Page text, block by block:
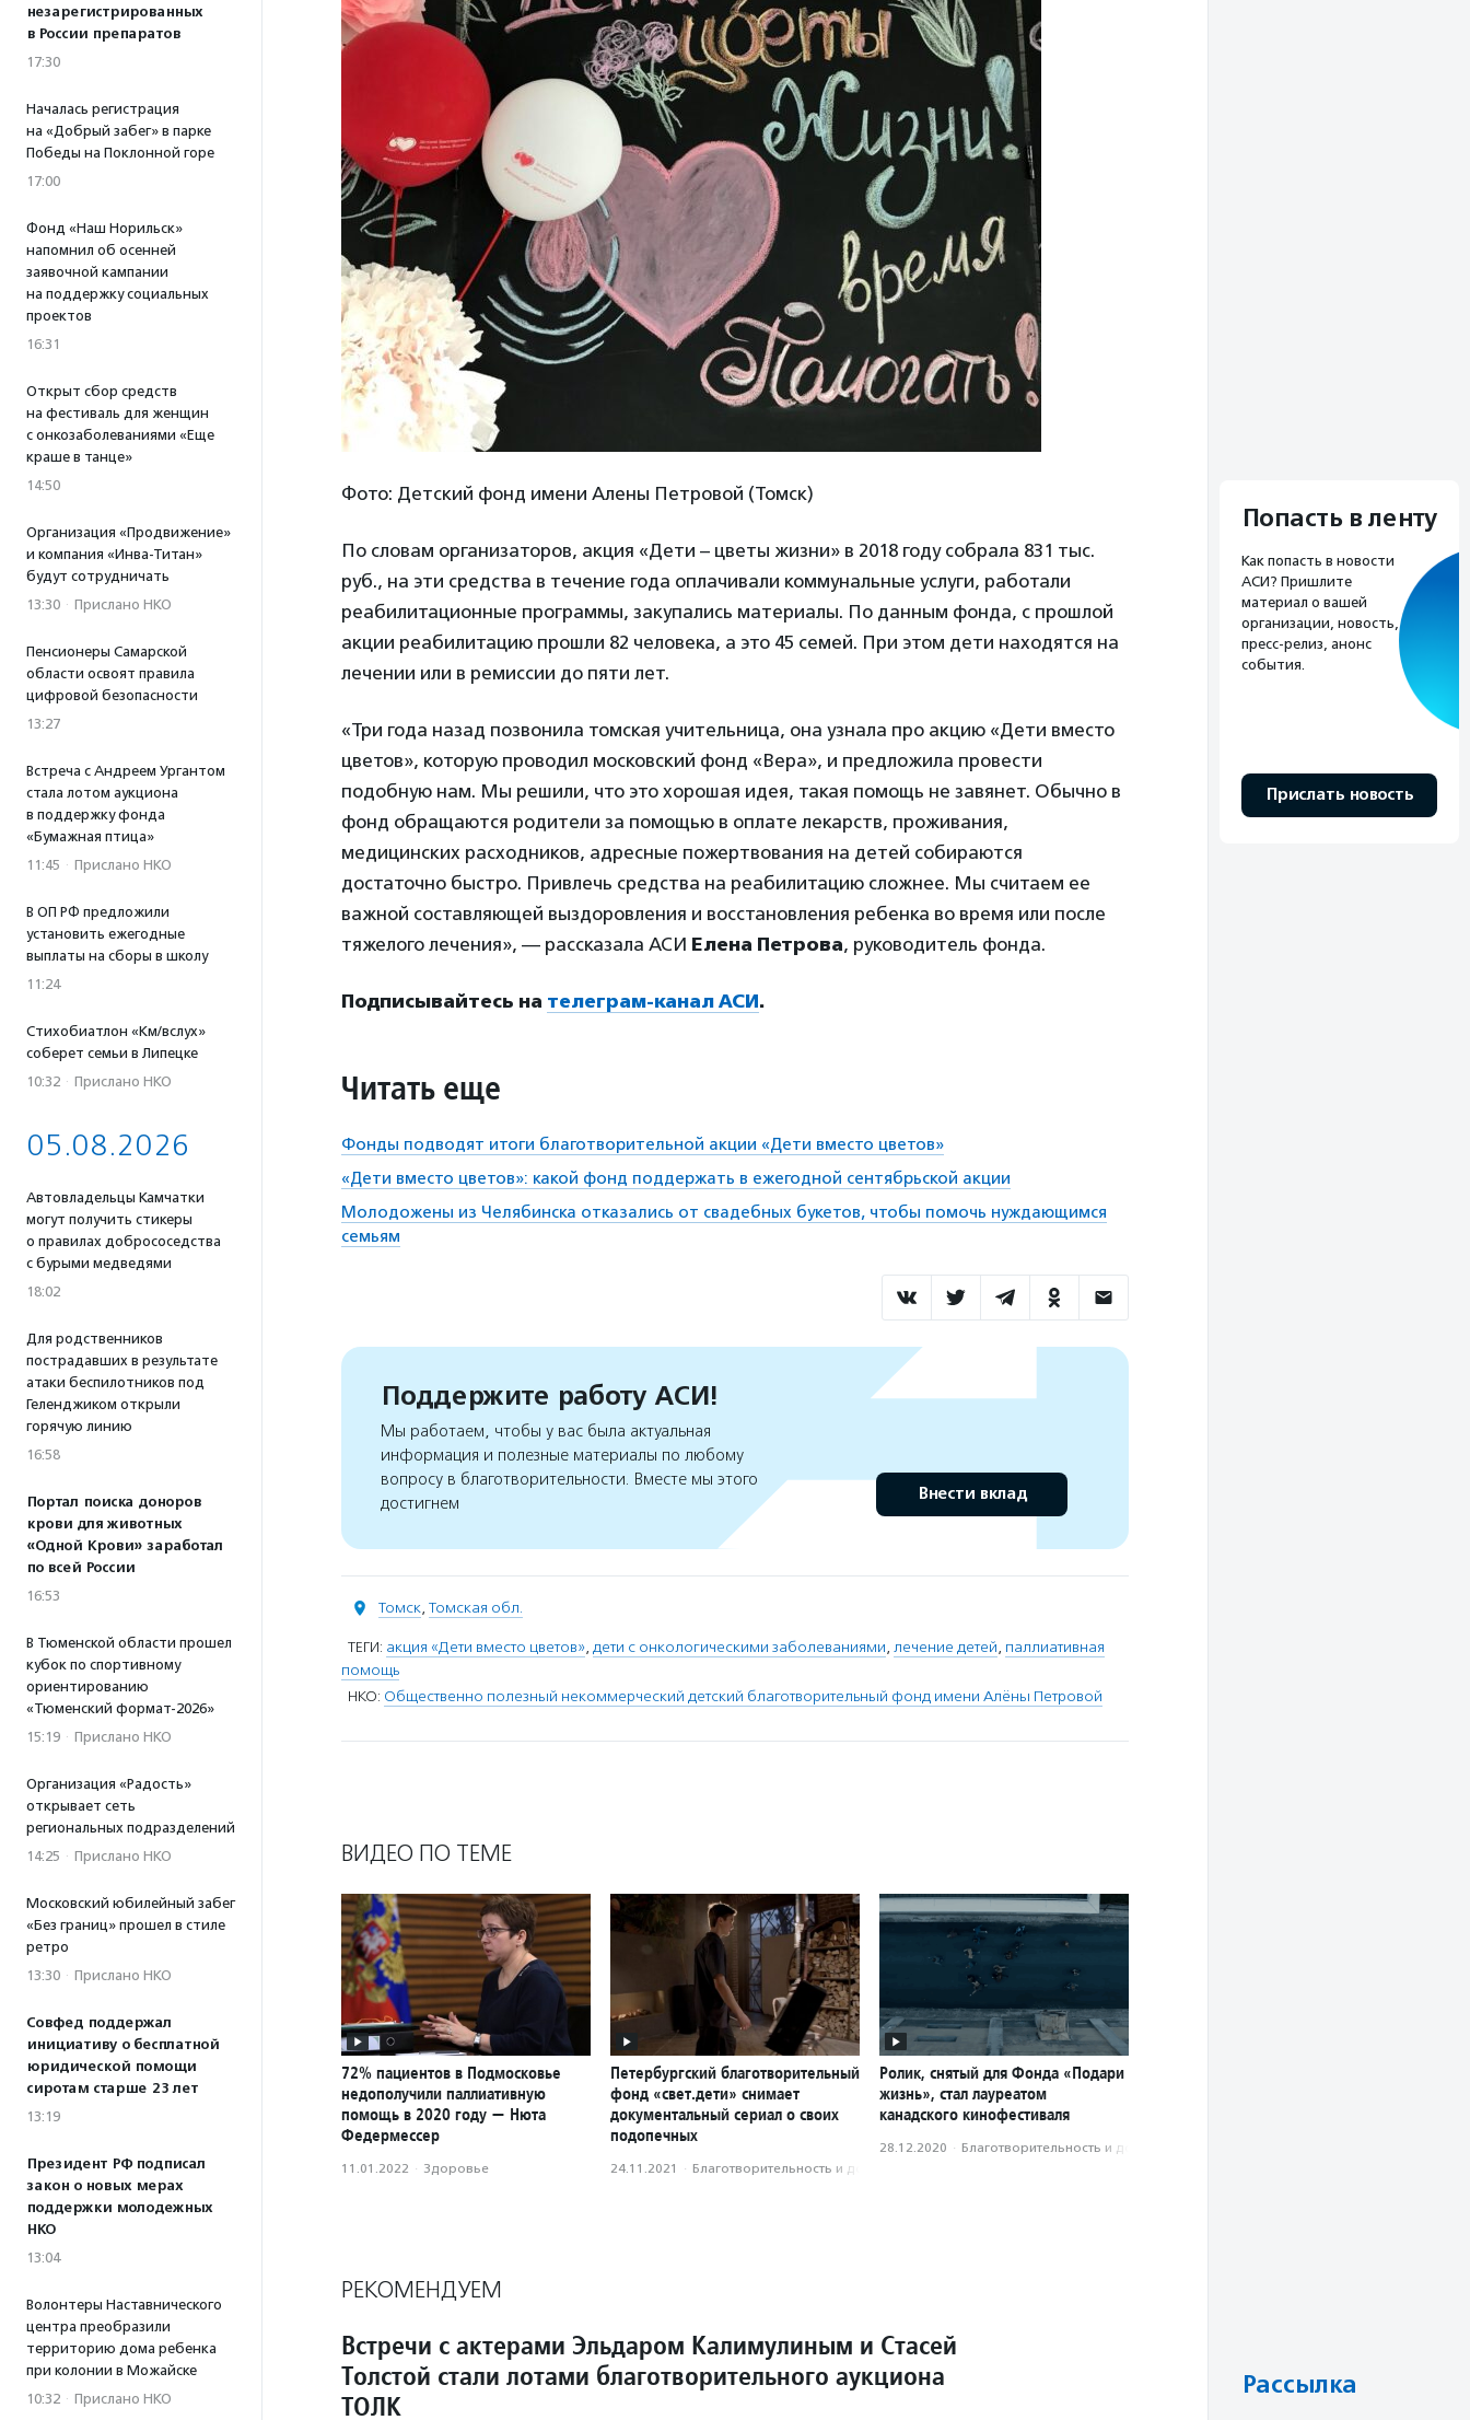
незарегистрированных
в России препаратов
17:30
Началась регистрация
на «Добрый забег» в парке
Победы на Поклонной горе
17:00
Фонд «Наш Норильск»
напомнил об осенней
заявочной кампании
на поддержку социальных
проектов
16:31
Открыт сбор средств
на фестиваль для женщин
с онкозаболеваниями «Еще
краше в танце»
14:50
Организация «Продвижение»
и компания «Инва-Титан»
будут сотрудничать
13:30 · Прислано НКО
Пенсионеры Самарской
области освоят правила
цифровой безопасности
13:27
Встреча с Андреем Ургантом
стала лотом аукциона
в поддержку фонда
«Бумажная птица»
11:45 · Прислано НКО
В ОП РФ предложили
установить ежегодные
выплаты на сборы в школу
11:24
Стихобиатлон «Км/вслух»
соберет семьи в Липецке
10:32 · Прислано НКО
05.08.2026
Автовладельцы Камчатки
могут получить стикеры
о правилах добрососедства
с бурыми медведями
18:02
Для родственников
пострадавших в результате
атаки беспилотников под
Геленджиком открыли
горячую линию
16:58
Портал поиска доноров
крови для животных
«Одной Крови» заработал
по всей России
16:53
В Тюменской области прошел
кубок по спортивному
ориентированию
«Тюменский формат-2026»
15:19 · Прислано НКО
Организация «Радость»
открывает сеть
региональных подразделений
14:25 · Прислано НКО
Московский юбилейный забег
«Без границ» прошел в стиле
ретро
13:30 · Прислано НКО
Совфед поддержал
инициативу о бесплатной
юридической помощи
сиротам старше 23 лет
13:19
Президент РФ подписал
закон о новых мерах
поддержки молодежных
НКО
13:04
Волонтеры Наставнического
центра преобразили
территорию дома ребенка
при колонии в Можайске
10:32 · Прислано НКО
Фото: Детский фонд имени Алены Петровой (Томск)
По словам организаторов, акция «Дети – цветы жизни» в 2018 году собрала 831 тыс.
руб., на эти средства в течение года оплачивали коммунальные услуги, работали
реабилитационные программы, закупались материалы. По данным фонда, с прошлой
акции реабилитацию прошли 82 человека, а это 45 семей. При этом дети находятся на
лечении или в ремиссии до пяти лет.
«Три года назад позвонила томская учительница, она узнала про акцию «Дети вместо
цветов», которую проводил московский фонд «Вера», и предложила провести
подобную нам. Мы решили, что это хорошая идея, такая помощь не завянет. Обычно в
фонд обращаются родители за помощью в оплате лекарств, проживания,
медицинских расходников, адресные пожертвования на детей собираются
достаточно быстро. Привлечь средства на реабилитацию сложнее. Мы считаем ее
важной составляющей выздоровления и восстановления ребенка во время или после
тяжелого лечения», — рассказала АСИ Елена Петрова, руководитель фонда.
Подписывайтесь на телеграм-канал АСИ.
Читать еще
Фонды подводят итоги благотворительной акции «Дети вместо цветов»
«Дети вместо цветов»: какой фонд поддержать в ежегодной сентябрьской акции
Молодожены из Челябинска отказались от свадебных букетов, чтобы помочь нуждающимся
семьям
Поддержите работу АСИ!
Мы работаем, чтобы у вас была актуальная
информация и полезные материалы по любому
вопросу в благотворительности. Вместе мы этого
достигнем
Внести вклад
Томск, Томская обл.
ТЕГИ: акция «Дети вместо цветов», дети с онкологическими заболеваниями, лечение детей, паллиативная
помощь
НКО: Общественно полезный некоммерческий детский благотворительный фонд имени Алёны Петровой
ВИДЕО ПО ТЕМЕ
72% пациентов в Подмосковье
недополучили паллиативную
помощь в 2020 году — Нюта
Федермессер
11.01.2022 · Здоровье
Петербургский благотворительный
фонд «свет.дети» снимает
документальный сериал о своих
подопечных
24.11.2021 · Благотвори­тель­ность и доброволь­чест­во
Ролик, снятый для Фонда «Подари
жизнь», стал лауреатом
канадского кинофестиваля
28.12.2020 · Благотвори­тель­ность и доброволь­чест­во
РЕКОМЕНДУЕМ
Встречи с актерами Эльдаром Калимулиным и Стасей
Толстой стали лотами благотворительного аукциона
ТОЛК
Попасть в ленту
Как попасть в новости
АСИ? Пришлите
материал о вашей
организации, новость,
пресс-релиз, анонс
события.
Прислать новость
Рассылка